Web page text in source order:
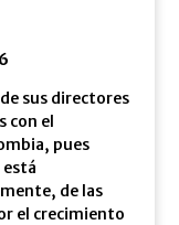
sus directores
con el
pues
de las
el crecimiento